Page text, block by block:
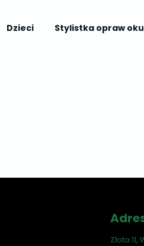
Dzieci Stylistka opraw
Złota